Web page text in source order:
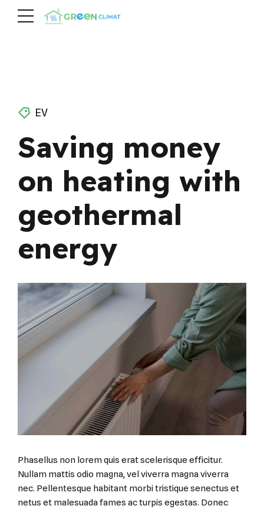
EV
Saving money
on heating with
geothermal
energy
Phasellus non lorem quis erat scelerisque efficitur.
Nullam mattis odio magna, vel viverra magna viverra
nec. Pellentesque habitant morbi tristique senectus et
netus et malesuada fames ac turpis egestas. Donec